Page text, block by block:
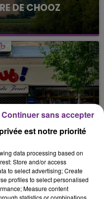
DE CHOOZ
la centrale
Une situation
qui est toujours
REIMS FERME
du centre-ville
est contraint de
est notre priorité
data processing based on
Store and/or access
to select advertising; Create
profiles to select personalised
Measure content
statistics or combinations
Continuer sans accepter